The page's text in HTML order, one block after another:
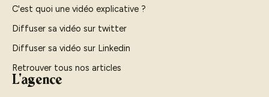
C'est quoi une vidéo explicative ?
Diffuser sa vidéo sur twitter
Diffuser sa vidéo sur Linkedin
Retrouver tous nos articles
L'agence